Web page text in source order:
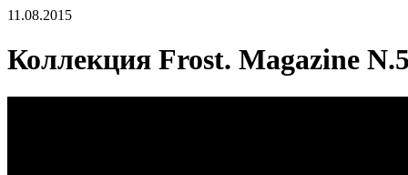
11.08.2015
Коллекция Frost. Magazine